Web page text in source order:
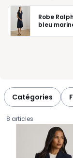
Robe
bleu
Catégories
8 articles